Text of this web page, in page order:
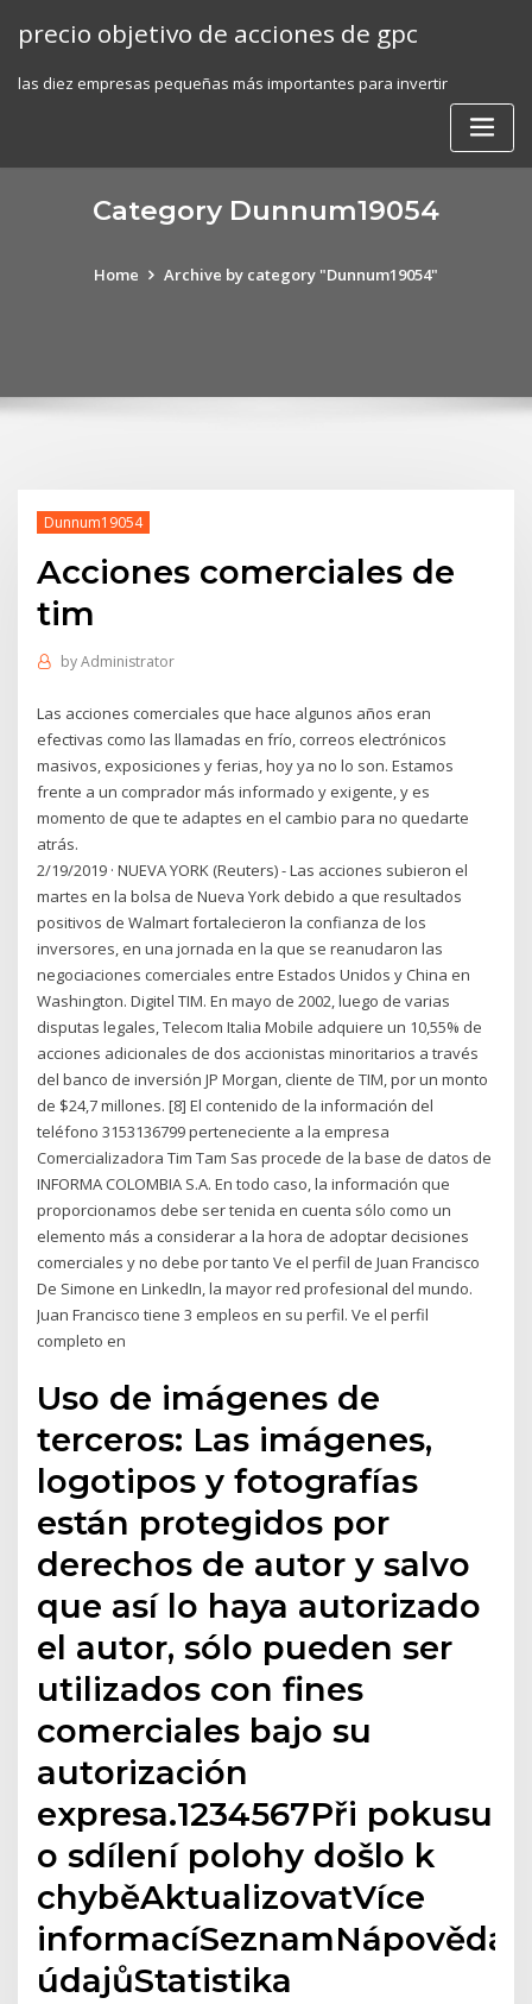
precio objetivo de acciones de gpc
las diez empresas pequeñas más importantes para invertir
Category Dunnum19054
Home Archive by category "Dunnum19054"
Dunnum19054
Acciones comerciales de
tim
byAdministrator
Las acciones comerciales que hace algunos años eran
efectivas como las llamadas en frío, correos electrónicos
masivos, exposiciones y ferias, hoy ya no lo son. Estamos
frente a un comprador más informado y exigente, y es
momento de que te adaptes en el cambio para no quedarte
atrás.
2/19/2019 · NUEVA YORK (Reuters) - Las acciones subieron el
martes en la bolsa de Nueva York debido a que resultados
positivos de Walmart fortalecieron la confianza de los
inversores, en una jornada en la que se reanudaron las
negociaciones comerciales entre Estados Unidos y China en
Washington. Digitel TIM. En mayo de 2002, luego de varias
disputas legales, Telecom Italia Mobile adquiere un 10,55% de
acciones adicionales de dos accionistas minoritarios a través
del banco de inversión JP Morgan, cliente de TIM, por un monto
de $24,7 millones. [8] El contenido de la información del
teléfono 3153136799 perteneciente a la empresa
Comercializadora Tim Tam Sas procede de la base de datos de
INFORMA COLOMBIA S.A. En todo caso, la información que
proporcionamos debe ser tenida en cuenta sólo como un
elemento más a considerar a la hora de adoptar decisiones
comerciales y no debe por tanto Ve el perfil de Juan Francisco
De Simone en LinkedIn, la mayor red profesional del mundo.
Juan Francisco tiene 3 empleos en su perfil. Ve el perfil
completo en
Uso de imágenes de
terceros: Las imágenes,
logotipos y fotografías
están protegidos por
derechos de autor y salvo
que así lo haya autorizado
el autor, sólo pueden ser
utilizados con fines
comerciales bajo su
autorización
expresa.1234567Při pokusu
o sdílení polohy došlo k
chyběAktualizovatVíce
údajůStatistika